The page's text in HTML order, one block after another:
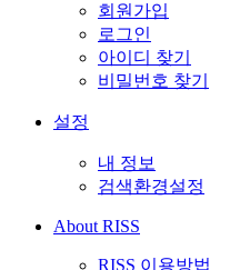
회원가입
로그인
아이디 찾기
비밀번호 찾기
설정
내 정보
검색환경설정
About RISS
RISS 이용방법